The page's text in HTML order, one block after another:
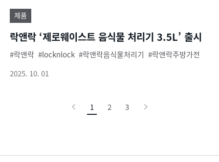
제품
락앤락 ‘제로웨이스트 음식물 처리기 3.5L’ 출시
락앤락 locknlock 락앤락음식물처리기
락앤락주방가전
2025. 10. 01
1
이
2 3